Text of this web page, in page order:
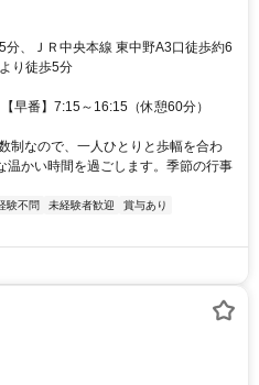
、ＪＲ中央本線 東中野A3口徒歩約6
り徒歩5分
早番】7:15～16:15（休憩60分）
制なので、一人ひとりと歩幅を合わ
温かい時間を過ごします。季節の行事
験不問 未経験者歓迎
賞与あり